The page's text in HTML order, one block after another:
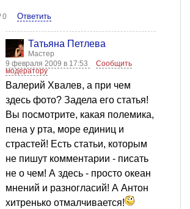
0 Ответить
Татьяна Петлева
Мастер
9 февраля 2009 в 17:53
Сообщить
модератору
Валерий Хвалев, а при чем
здесь фото? Задела его статья!
Вы посмотрите, какая полемика,
пена у рта, море единиц и
страстей! Есть статьи, которым
не пишут комментарии - писать
не о чем! А здесь - просто океан
мнений и разногласий! А Антон
хитренько отмалчивается!